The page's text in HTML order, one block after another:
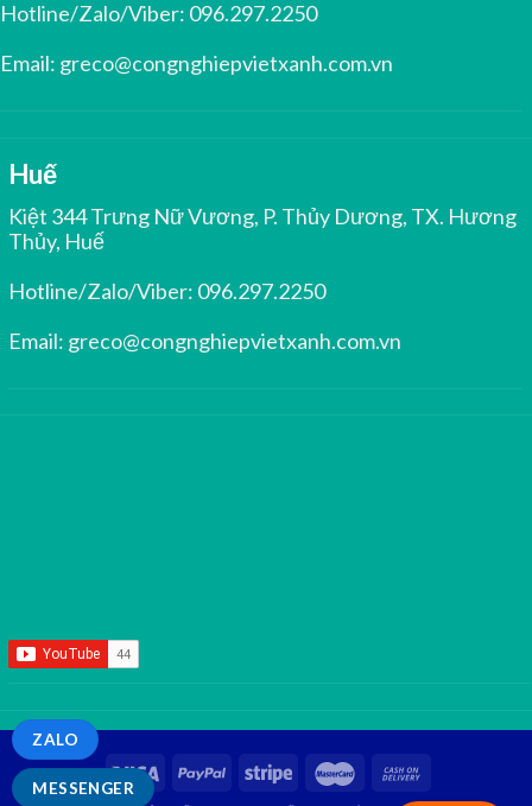
MESSENGER
ZALO
Hotline/Zalo/Viber: 096.297.2250
Email: greco@congnghiepvietxanh.com.vn
Huế
Kiệt 344 Trưng Nữ Vương, P. Thủy Dương, TX. Hương
Thủy, Huế
Hotline/Zalo/Viber: 096.297.2250
Email: greco@congnghiepvietxanh.com.vn